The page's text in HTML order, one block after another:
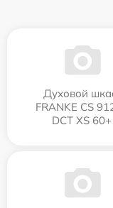
Духовой
FRANKE CS
DCT XS 60+